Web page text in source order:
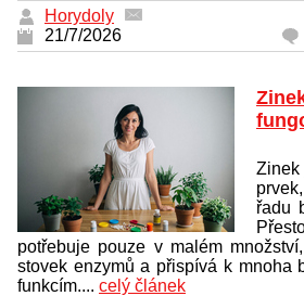
Horydoly
21/7/2026
Zinek
řadu
potřebuje pouze v malém
stovek enzymů a přispívá k mnoha
funkcím.... celý článek